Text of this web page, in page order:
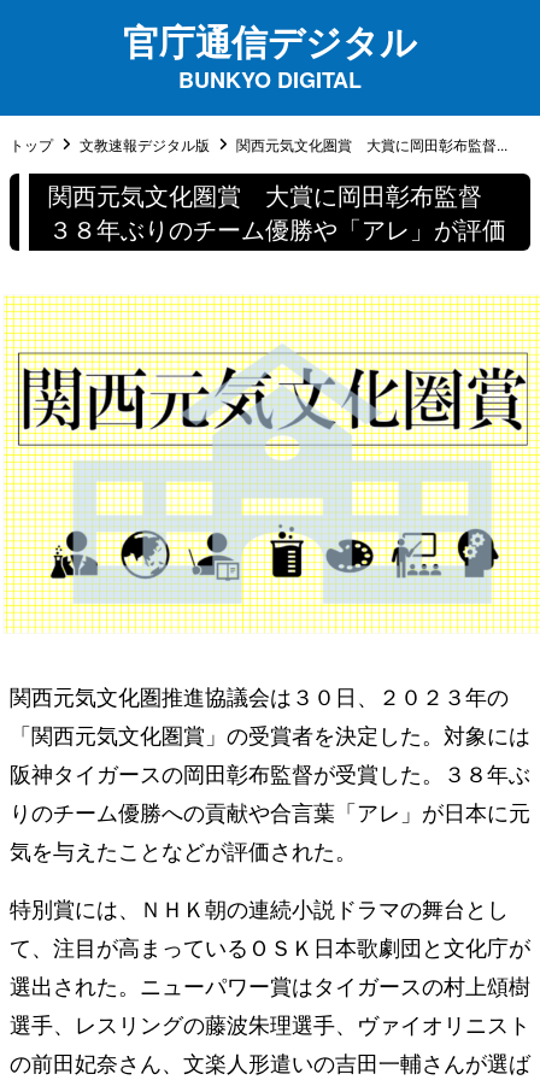
官庁通信デジタル
BUNKYO DIGITAL
トップ 文教速報デジタル版 関西元気文化圏賞 大賞に岡田彰布監督...
関西元気文化圏賞 大賞に岡田彰布監督
３８年ぶりのチーム優勝や「アレ」が評価
関西元気文化圏推進協議会は３０日、２０２３年の
「関西元気文化圏賞」の受賞者を決定した。対象には
阪神タイガースの岡田彰布監督が受賞した。３８年ぶ
りのチーム優勝への貢献や合言葉「アレ」が日本に元
気を与えたことなどが評価された。
特別賞には、ＮＨＫ朝の連続小説ドラマの舞台とし
て、注目が高まっているＯＳＫ日本歌劇団と文化庁が
選出された。ニューパワー賞はタイガースの村上頌樹
選手、レスリングの藤波朱理選手、ヴァイオリニスト
の前田妃奈さん、文楽人形遣いの吉田一輔さんが選ば